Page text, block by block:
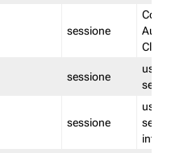
sessione
sessione
sessione